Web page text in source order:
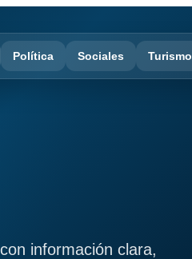
Política Sociales Turismo
información clara,